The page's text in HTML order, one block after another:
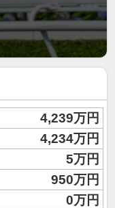
4,239万円
4,234万円
5万円
950万円
0万円